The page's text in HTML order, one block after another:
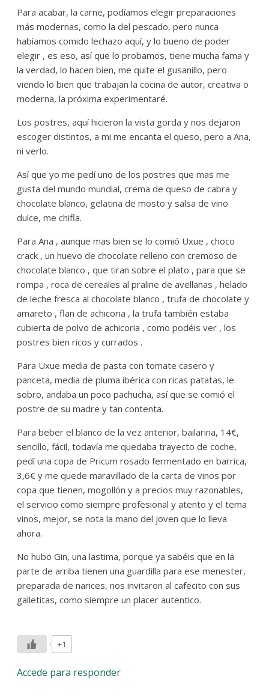
Para acabar, la carne, podíamos elegir preparaciones
más modernas, como la del pescado, pero nunca
habíamos comido lechazo aquí, y lo bueno de poder
elegir , es eso, así que lo probamos, tiene mucha fama y
la verdad, lo hacen bien, me quite el gusanillo, pero
viendo lo bien que trabajan la cocina de autor, creativa o
moderna, la próxima experimentaré.
Los postres, aquí hicieron la vista gorda y nos dejaron
escoger distintos, a mi me encanta el queso, pero a Ana,
ni verlo.
Así que yo me pedí uno de los postres que mas me
gusta del mundo mundial, crema de queso de cabra y
chocolate blanco, gelatina de mosto y salsa de vino
dulce, me chifla.
Para Ana , aunque mas bien se lo comió Uxue , choco
crack , un huevo de chocolate relleno con cremoso de
chocolate blanco , que tiran sobre el plato , para que se
rompa , roca de cereales al praline de avellanas , helado
de leche fresca al chocolate blanco , trufa de chocolate y
amareto , flan de achicoria , la trufa también estaba
cubierta de polvo de achicoria , como podéis ver , los
postres bien ricos y currados .
Para Uxue media de pasta con tomate casero y
panceta, media de pluma ibérica con ricas patatas, le
sobro, andaba un poco pachucha, así que se comió el
postre de su madre y tan contenta.
Para beber el blanco de la vez anterior, bailarina, 14€,
sencillo, fácil, todavía me quedaba trayecto de coche,
pedí una copa de Pricum rosado fermentado en barrica,
3,6€ y me quede maravillado de la carta de vinos por
copa que tienen, mogollón y a precios muy razonables,
el servicio como siempre profesional y atento y el tema
vinos, mejor, se nota la mano del joven que lo lleva
ahora.
No hubo Gin, una lastima, porque ya sabéis que en la
parte de arriba tienen una guardilla para ese menester,
preparada de narices, nos invitaron al cafecito con sus
galletitas, como siempre un placer autentico.
+1
Accede para responder